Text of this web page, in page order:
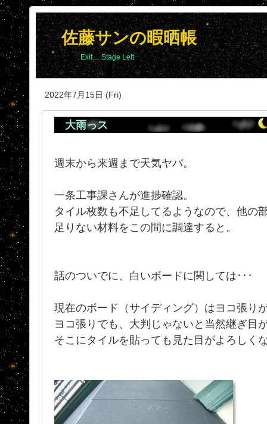
佐藤サンの暇晒帳
Exit.... Stage Left
2022年7月15日 (Fri)
大雨っス
週末から来週まで天気ヤバ。
一条工事課さんが進捗確認。
タイル枚数も不足してるようなので、他の
足りない材料をこの間に調達すると。
話のついでに、白いボードに関しては･･･
現在のボード（サイディング）はヨコ張り
ヨコ張りでも、大判じゃないと当然継ぎ目
そこにタイルを貼っても見た目がよろしく